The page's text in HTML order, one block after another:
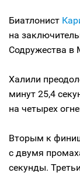
Биатлонист
на
Содружества в
Халили
минут 25,4
на четырех
Вторым к
с двумя
секунды.